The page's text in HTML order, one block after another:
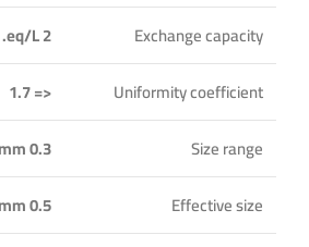
Exchange capacity
2 min .eq/L
Uniformity coefficient
<= 1.7
Size range
0.3 to 1.2mm
Effective size
0.5 to 0.7 mm